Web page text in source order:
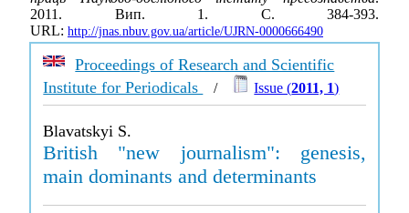
2011. Вип. 1. С. 384-393.
URL: http://jnas.nbuv.gov.ua/article/UJRN-0000666490
Proceedings of Research and Scientific
Institute for Periodicals
/ Issue (2011, 1)
Blavatskyi S.
British "new journalism": genesis,
main dominants and determinants